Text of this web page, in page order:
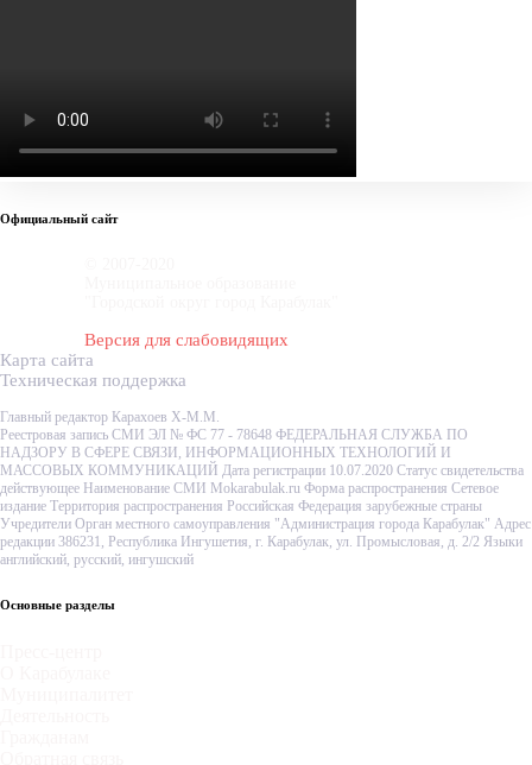
Официальный сайт
Версия для слабовидящих
Карта сайта
Техническая поддержка
Главный редактор Карахоев Х-М.М.
Реестровая запись СМИ ЭЛ № ФС 77 - 78648 ФЕДЕРАЛЬНАЯ СЛУЖБА ПО
НАДЗОРУ В СФЕРЕ СВЯЗИ, ИНФОРМАЦИОННЫХ ТЕХНОЛОГИЙ И
МАССОВЫХ КОММУНИКАЦИЙ Дата регистрации 10.07.2020 Статус свидетельства
действующее Наименование СМИ Mokarabulak.ru Форма распространения Сетевое
издание Территория распространения Российская Федерация зарубежные страны
Учредители Орган местного самоуправления "Администрация города Карабулак" Адрес
редакции 386231, Республика Ингушетия, г. Карабулак, ул. Промысловая, д. 2/2 Языки
английский, русский, ингушский
Основные разделы